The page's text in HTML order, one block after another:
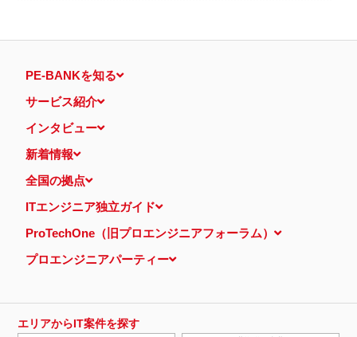
PE-BANKを知る
サービス紹介
インタビュー
新着情報
全国の拠点
ITエンジニア独立ガイド
ProTechOne（旧プロエンジニアフォーラム）
プロエンジニアパーティー
エリアからIT案件を探す